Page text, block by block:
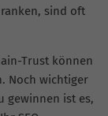
sind oft
Trust können
Noch wichtiger
gewinnen ist es,